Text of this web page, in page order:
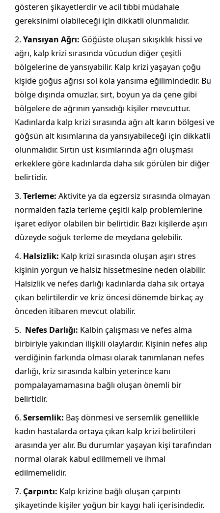
gösteren şikayetlerdir ve acil tıbbi müdahale
gereksinimi olabileceği için dikkatli olunmalıdır.
Yansıyan Ağrı: Göğüste oluşan sıkışıklık hissi ve
ağrı, kalp krizi sırasında vücudun diğer çeşitli
bölgelerine de yansıyabilir. Kalp krizi yaşayan çoğu
kişide göğüs ağrısı sol kola yansıma eğilimindedir. Bu
bölge dışında omuzlar, sırt, boyun ya da çene gibi
bölgelere de ağrının yansıdığı kişiler mevcuttur.
Kadınlarda kalp krizi sırasında ağrı alt karın bölgesi ve
göğsün alt kısımlarına da yansıyabileceği için dikkatli
olunmalıdır. Sırtın üst kısımlarında ağrı oluşması
erkeklere göre kadınlarda daha sık görülen bir diğer
belirtidir.
Terleme: Aktivite ya da egzersiz sırasında olmayan
normalden fazla terleme çeşitli kalp problemlerine
işaret ediyor olabilen bir belirtidir. Bazı kişilerde aşırı
düzeyde soğuk terleme de meydana gelebilir.
Halsizlik: Kalp krizi sırasında oluşan aşırı stres
kişinin yorgun ve halsiz hissetmesine neden olabilir.
Halsizlik ve nefes darlığı kadınlarda daha sık ortaya
çıkan belirtilerdir ve kriz öncesi dönemde birkaç ay
önceden itibaren mevcut olabilir.
Nefes Darlığı: Kalbin çalışması ve nefes alma
birbiriyle yakından ilişkili olaylardır. Kişinin nefes alıp
verdiğinin farkında olması olarak tanımlanan nefes
darlığı, kriz sırasında kalbin yeterince kanı
pompalayamamasına bağlı oluşan önemli bir
belirtidir.
Sersemlik: Baş dönmesi ve sersemlik genellikle
kadın hastalarda ortaya çıkan kalp krizi belirtileri
arasında yer alır. Bu durumlar yaşayan kişi tarafından
normal olarak kabul edilmemeli ve ihmal
edilmemelidir.
Çarpıntı: Kalp krizine bağlı oluşan çarpıntı
şikayetinde kişiler yoğun bir kaygı hali içerisindedir.